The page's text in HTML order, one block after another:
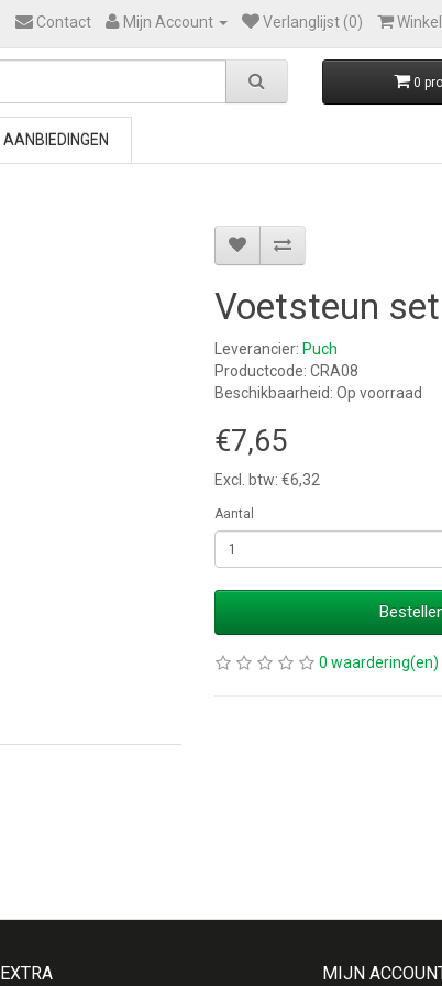
Contact Mijn Account Verlanglijst (0)
0
AANBIEDINGEN
Voetsteun
Leverancier: Puch
Productcode: CRA08
Beschikbaarheid: Op voorraad
€7,65
Excl. btw: €6,32
Aantal
0 waardering(en)
EXTRA MIJN